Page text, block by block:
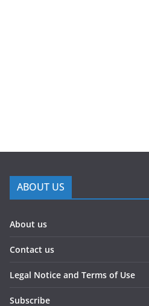
ABOUT US
About us
Contact us
Legal Notice and Terms of Use
Subscribe